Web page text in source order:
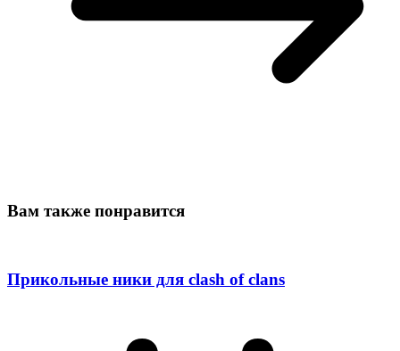
Вам также понравится
Прикольные ники для clash of clans